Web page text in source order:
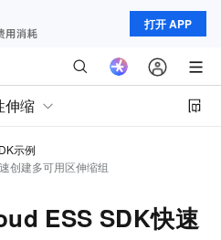
打开 APP
伸缩
示例
创建多可用区伸缩组
ESS SDK快速